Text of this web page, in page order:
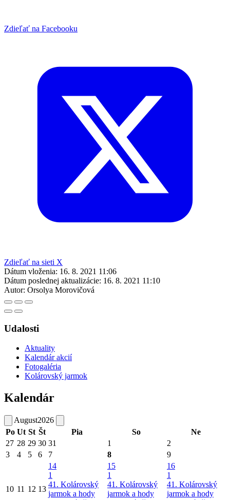
Zdieľať na Facebooku
Zdieľať na sieti X
Dátum vloženia: 16. 8. 2021 11:06
Dátum poslednej aktualizácie: 16. 8. 2021 11:10
Autor: Orsolya Morovičová
Udalosti
Aktuality
Kalendár akcií
Fotogaléria
Kolárovský jarmok
Kalendár
August2026
Po Ut St Št Pia So
Ne
27 28 29 30 31 1
2
3
4 5 6 7 8 9
10 11 12 13
14
1
41. Kolárovský
jarmok a hody
15
1
41. Kolárovský
jarmok a hody
16
1
41. Kolárovský
jarmok a hody